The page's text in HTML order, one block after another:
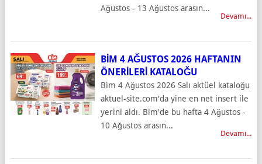
Ağustos - 13 Ağustos arasın...
Devamı...
BIM 4 AĞUSTOS 2026 HAFTANIN
ÖNERILERI KATALOĞU
Bim 4 Ağustos 2026 Salı aktüel kataloğu
aktuel-site.com'da yine en net insert ile
yerini aldı. Bim'de bu hafta 4 Ağustos -
10 Ağustos arasın...
Devamı...